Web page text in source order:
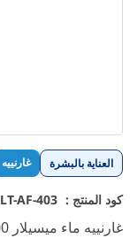
العناية بالبشرة غارنييه
كود المنتج : LT-AF-403
غارنييه ماء ميسيلار 400 مل
تخطي
إلى
بداية
معرض
الصور